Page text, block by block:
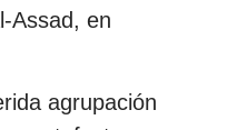
Assad, en
agrupación